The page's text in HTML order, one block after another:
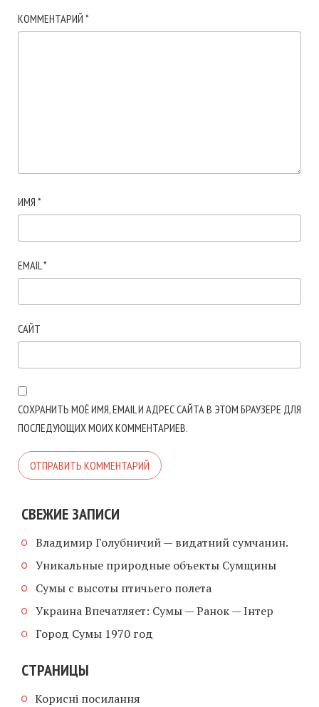
КОММЕНТАРИЙ *
ИМЯ *
EMAIL*
САЙТ
СОХРАНИТЬ МОЁ ИМЯ, EMAIL И АДРЕС САЙТА В ЭТОМ БРАУЗЕРЕ ДЛЯ
ПОСЛЕДУЮЩИХ МОИХ КОММЕНТАРИЕВ.
СВЕЖИЕ ЗАПИСИ
Владимир Голубничий — видатний сумчанин.
Уникальные природные объекты Сумщины
Сумы с высоты птичьего полета
Украина Впечатляет: Сумы — Ранок — Інтер
Город Сумы 1970 год
СТРАНИЦЫ
Корисні посилання